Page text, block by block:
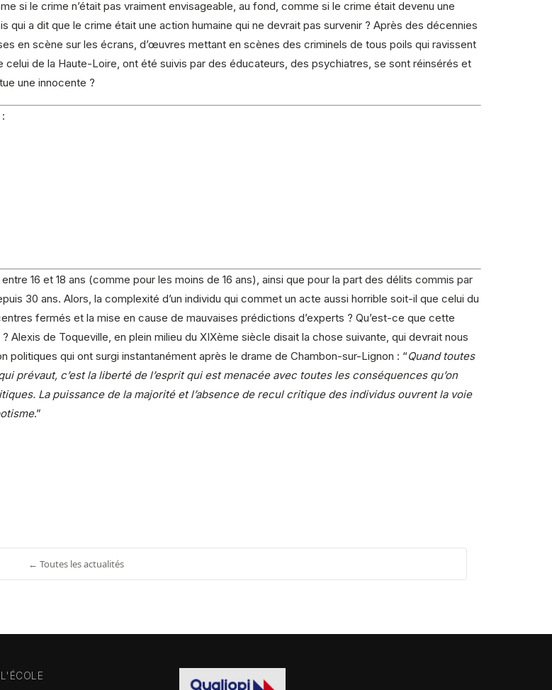
si le crime n’était pas vraiment envisageable, au fond, comme si le crime était devenu une
qui a dit que le crime était une action humaine qui ne devrait pas survenir ? Après des décennies
en scène sur les écrans, d’œuvres mettant en scènes des criminels de tous poils qui ravissent
de la Haute-Loire, ont été suivis par des éducateurs, des psychiatres, se sont réinsérés et
une innocente ?
:
16 et 18 ans (comme pour les moins de 16 ans), ainsi que pour la part des délits commis par
30 ans. Alors, la complexité d’un individu qui commet un acte aussi horrible soit-il que celui du
fermés et la mise en cause de mauvaises prédictions d’experts ? Qu’est-ce que cette
de Toqueville, en plein milieu du XIXème siècle disait la chose suivante, qui devrait nous
politiques qui ont surgi instantanément après le drame de Chambon-sur-Lignon : “Quand toutes
prévaut, c’est la liberté de l’esprit qui est menacée avec toutes les conséquences qu’on
La puissance de la majorité et l’absence de recul critique des individus ouvrent la voie
.”
← Toutes les actualités
L'ÉCOLE